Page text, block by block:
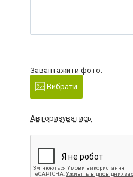
Завантажити фото:
Вибрати
Авторизуватись